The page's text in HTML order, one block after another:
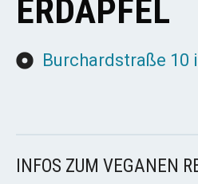
ERDAPFEL
Burchardstraße 10
INFOS ZUM VEGANEN